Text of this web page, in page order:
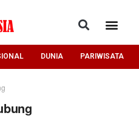
DUNIA PARIWISATA